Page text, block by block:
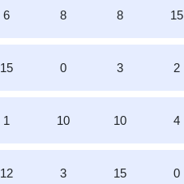
6 8 8 15
15 0 3 2
1 10 10 4
12 3 15 0